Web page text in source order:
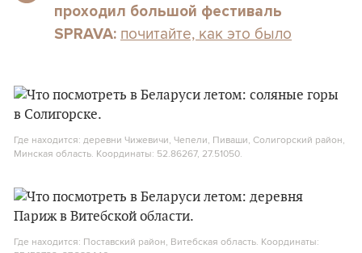
проходил большой фестиваль
SPRAVA: почитайте, как это было
Где находится: деревни Чижевичи, Чепели, Пиваши, Солигорский район,
Минская область. Координаты: 52.86267, 27.51050.
Где находится: Поставский район, Витебская область. Координаты: